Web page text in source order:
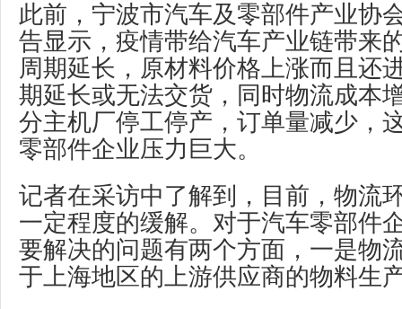
此前，宁波市汽车及零部件产业协
告显示，疫情带给汽车产业链带来
周期延长，原材料价格上涨而且还
期延长或无法交货，同时物流成本
分主机厂停工停产，订单量减少，
零部件企业压力巨大。
记者在采访中了解到，目前，物流
一定程度的缓解。对于汽车零部件
要解决的问题有两个方面，一是物
于上海地区的上游供应商的物料生